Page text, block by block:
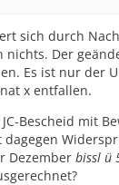
sich durch
nichts. Der
Es ist nur der
x entfallen.
Bescheid mit
Dezember bissl ü